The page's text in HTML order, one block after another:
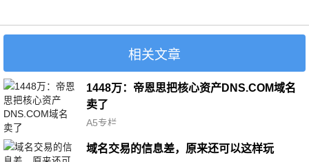
相关文章
1448万：帝恩思把核心资产DNS.COM域名
卖了
A5专栏
域名交易的信息差，原来还可以这样玩